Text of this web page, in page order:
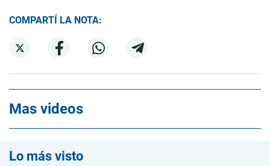
COMPARTÍ LA NOTA:
Mas videos
Lo más visto